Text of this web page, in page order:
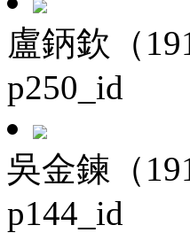
盧鈵欽（
p250_id
吳金鍊（
p144_id